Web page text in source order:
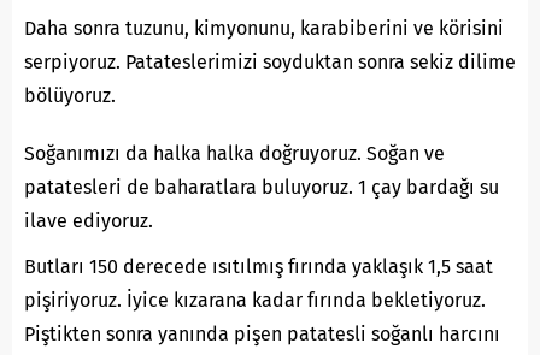
Daha sonra tuzunu, kimyonunu, karabiberini ve körisini
serpiyoruz. Patateslerimizi soyduktan sonra sekiz dilime
bölüyoruz.
Soğanımızı da halka halka doğruyoruz. Soğan ve
patatesleri de baharatlara buluyoruz. 1 çay bardağı su
ilave ediyoruz.
Butları 150 derecede ısıtılmış fırında yaklaşık 1,5 saat
pişiriyoruz. İyice kızarana kadar fırında bekletiyoruz.
Piştikten sonra yanında pişen patatesli soğanlı harcını